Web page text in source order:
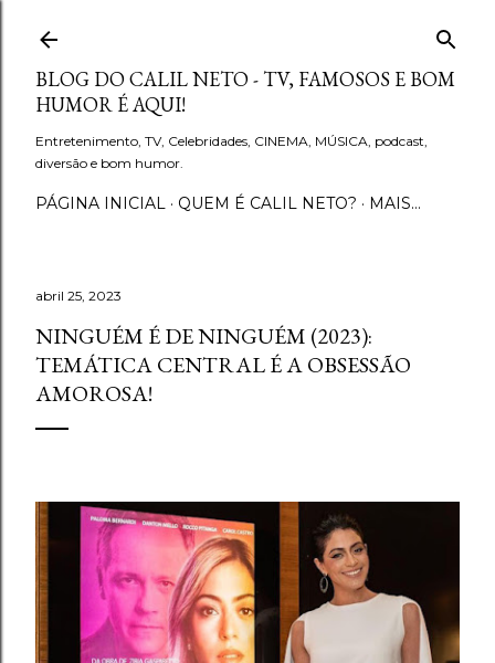
Pular para o conteúdo principal
BLOG DO CALIL NETO - TV, FAMOSOS E BOM
HUMOR É AQUI!
Entretenimento, TV, Celebridades, CINEMA, MÚSICA, podcast,
diversão e bom humor.
PÁGINA INICIAL QUEM É CALIL NETO? MAIS…
abril 25, 2023
NINGUÉM É DE NINGUÉM (2023):
TEMÁTICA CENTRAL É A OBSESSÃO
AMOROSA!